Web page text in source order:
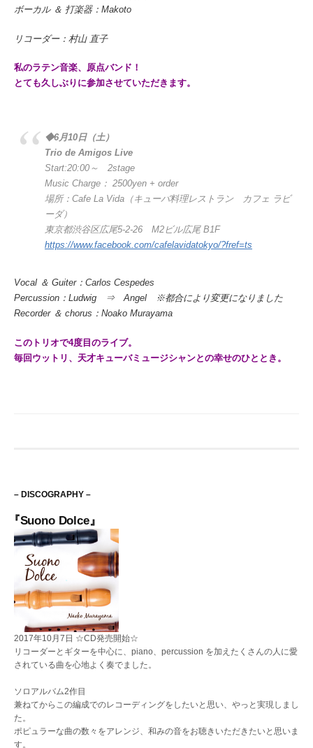
ボーカル ＆ 打楽器：Makoto
リコーダー：村山 直子
私のラテン音楽、原点バンド！
とても久しぶりに参加させていただきます。
◆6月10日（土）
Trio de Amigos Live
Start:20:00～ 2stage
Music Charge： 2500yen + order
場所：Cafe La Vida（キューバ料理レストラン カフェ ラビ
ーダ）
東京都渋谷区広尾5-2-26 M2ビル広尾 B1F
https://www.facebook.com/cafelavidatokyo/?fref=ts
Vocal ＆ Guiter：Carlos Cespedes
Percussion：Ludwig ⇒ Angel ※都合により変更になりました
Recorder ＆ chorus：Noako Murayama
このトリオで4度目のライブ。
毎回ウットリ、天才キューバミュージシャンとの幸せのひととき。
– DISCOGRAPHY –
Suono Dolce』
2017年10月7日 ☆CD発売開始☆
リコーダーとギターを中心に、piano、percussion を加えたくさんの人に愛
されている曲を心地よく奏でました。
ソロアルバム2作目
兼ねてからこの編成でのレコーディングをしたいと思い、やっと実現しまし
た。
ポピュラーな曲の数々をアレンジ、和みの音をお聴きいただきたいと思いま
す。